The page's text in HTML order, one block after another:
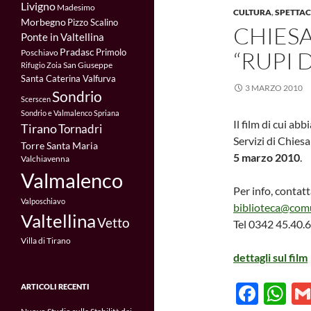
k p
CULTURA,
“RUPI
3 MARZO 2010
Il film di cui
Servizi di
5 marzo 2010.
Per info,
Tel 0342
dettagli sul film
F
W
Livigno Madesimo
MorbegnoPizzo Scalino
Ponte in Valtellina
Poschiavo Pradasc Primolo
Rifugio Zoia San Giuseppe
Santa Caterina Valfurva
ScerscenSondrio
Sondrio e ValmalencoSpriana
TiranoTornadri
Torre Santa Maria
Valchiavenna
Valmalenco
Valposchiavo
ValtellinaVetto
Villa di Tirano
ARTICOLI RECENTI